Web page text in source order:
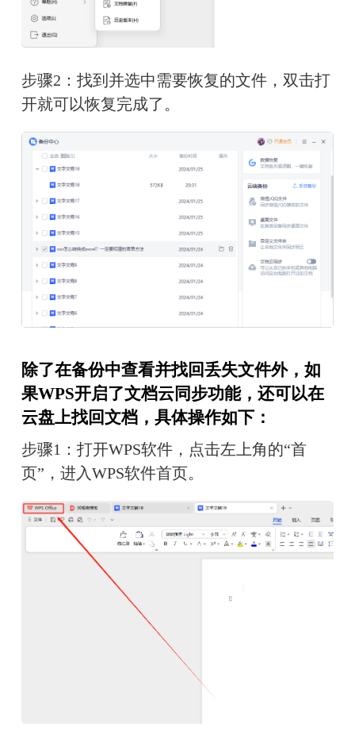
步骤2：找到并选中需要恢复的文件，双击打
开就可以恢复完成了。
除了在备份中查看并找回丢失文件外，如
果WPS开启了文档云同步功能，还可以在
云盘上找回文档，具体操作如下：
步骤1：打开WPS软件，点击左上角的“首
页”，进入WPS软件首页。